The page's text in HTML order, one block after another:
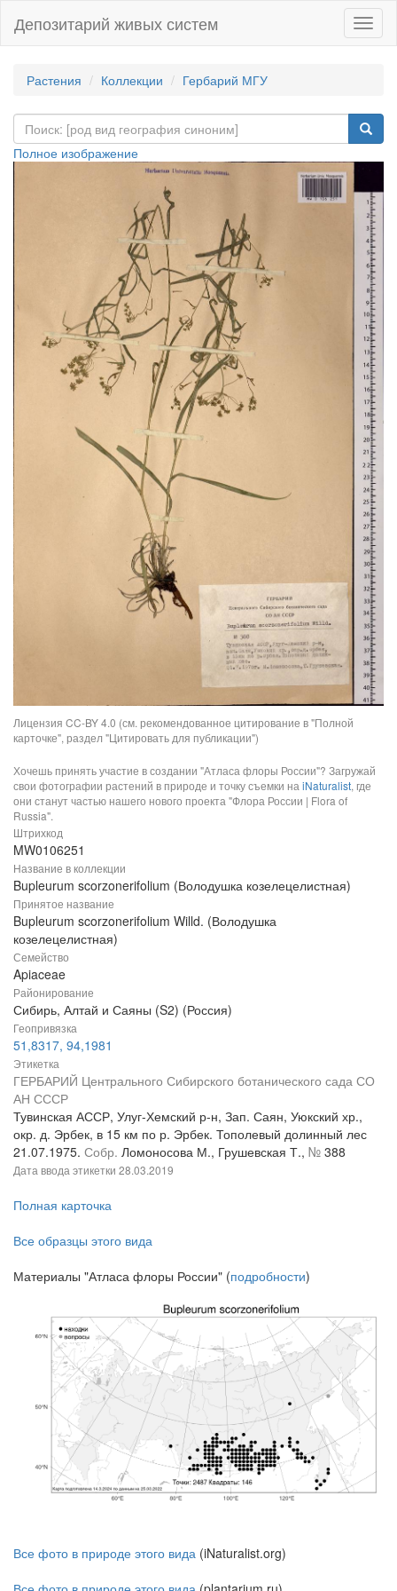
Депозитарий живых систем
Растения Коллекции Гербарий МГУ
Полное изображение
Лицензия CC-BY 4.0 (см. рекомендованное цитирование в "Полной
карточке", раздел "Цитировать для публикации")
Хочешь принять участие в создании "Атласа флоры России"? Загружай
свои фотографии растений в природе и точку съемки на iNaturalist, где
они станут частью нашего нового проекта "Флора России | Flora of
Russia".
Штрихкод
MW0106251
Название в коллекции
Bupleurum scorzonerifolium (Володушка козелецелистная)
Принятое название
Bupleurum scorzonerifolium Willd. (Володушка
козелецелистная)
Семейство
Apiaceae
Районирование
Сибирь, Алтай и Саяны (S2) (Россия)
Геопривязка
51,8317, 94,1981
Этикетка
ГЕРБАРИЙ Центрального Сибирского ботанического сада СО
АН СССР
Тувинская АССР, Улуг-Хемский р-н, Зап. Саян, Уюкский хр.,
окр. д. Эрбек, в 15 км по р. Эрбек. Тополевый долинный лес
21.07.1975. Собр. Ломоносова М., Грушевская Т., № 388
Дата ввода этикетки 28.03.2019
Полная карточка
Все образцы этого вида
Материалы "Атласа флоры России" (подробности)
Все фото в природе этого вида (iNaturalist.org)